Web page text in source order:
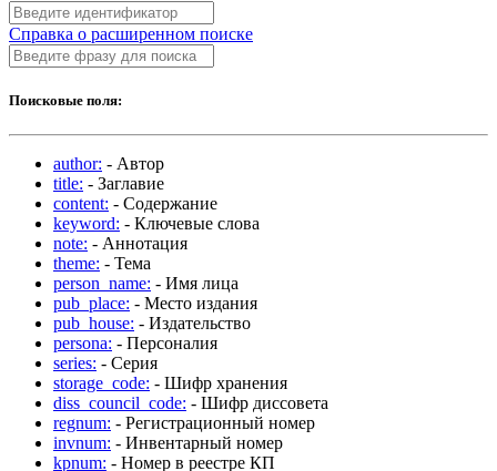
Справка о расширенном поиске
Поисковые поля:
author: - Автор
title: - Заглавие
content: - Содержание
keyword: - Ключевые слова
note: - Аннотация
theme: - Тема
person_name: - Имя лица
pub_place: - Место издания
pub_house: - Издательство
persona: - Персоналия
series: - Серия
storage_code: - Шифр хранения
diss_council_code: - Шифр диссовета
regnum: - Регистрационный номер
invnum: - Инвентарный номер
kpnum: - Номер в реестре КП